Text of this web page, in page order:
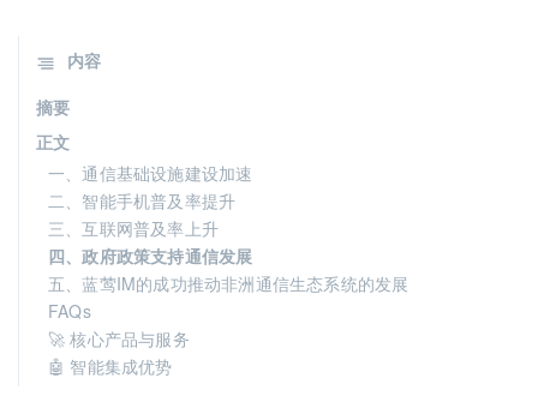
内容
摘要
正文
一、通信基础设施建设加速
二、智能手机普及率提升
三、互联网普及率上升
四、政府政策支持通信发展
五、蓝莺IM的成功推动非洲通信生态系统的发展
FAQs
🚀 核心产品与服务
🤖 智能集成优势